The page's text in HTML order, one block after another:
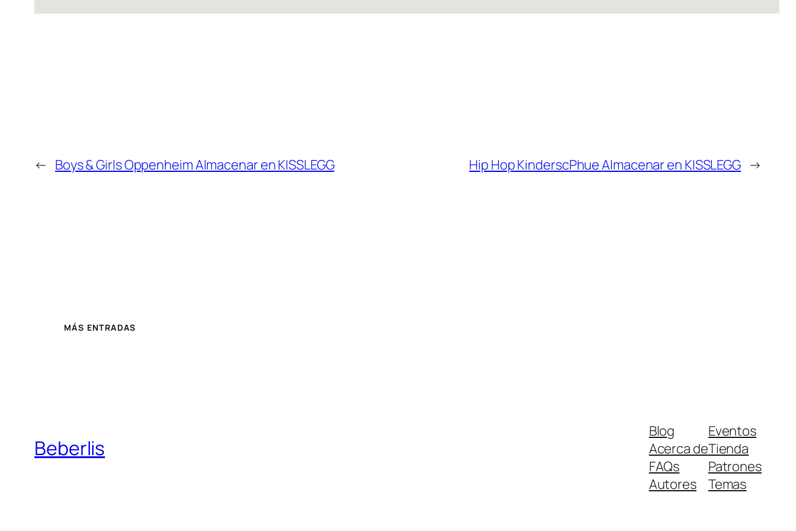
← Boys & Girls OppenheimAlmacenar en KISSLEGG Hip Hop KinderscPhueAlmacenar en KISSLEGG →
MÁS ENTRADAS
Beberlis
Blog
Acerca de
FAQs
Autores
Eventos
Tienda
Patrones
Temas